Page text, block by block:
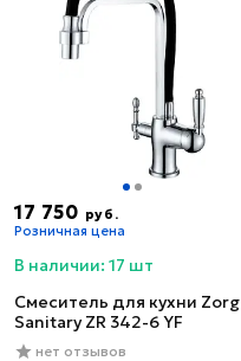
17 750 руб.
Розничная цена
В наличии: 17 шт
Смеситель для кухни Zorg
Sanitary ZR 342-6 YF
нет отзывов